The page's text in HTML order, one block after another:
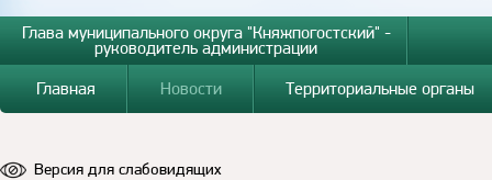
Глава муниципального округа "Княжпогостский" -
руководитель администрации
Главная
Новости Территориальные органы
Версия для слабовидящих